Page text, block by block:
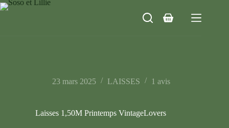
Passer
au
Panier
23 mars 2025 LAISSES 1 avis
Laisses 1,50M Printemps VintageLovers